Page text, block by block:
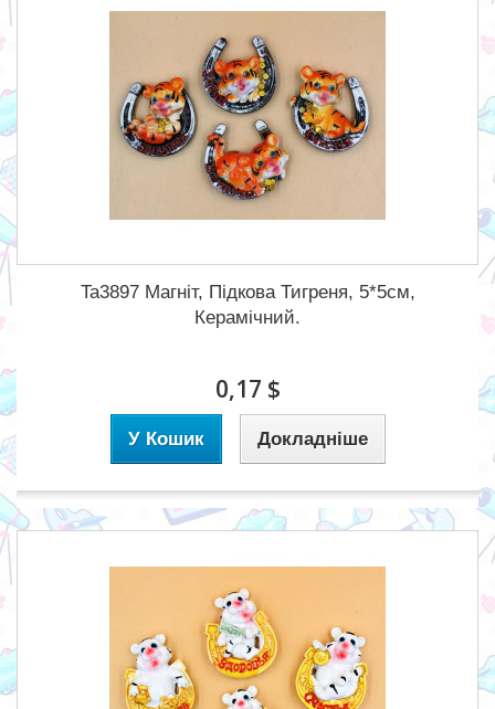
Ta3897 Магніт, Підкова Тигреня, 5*5см,
Керамічний.
0,17 $
У Кошик Докладніше